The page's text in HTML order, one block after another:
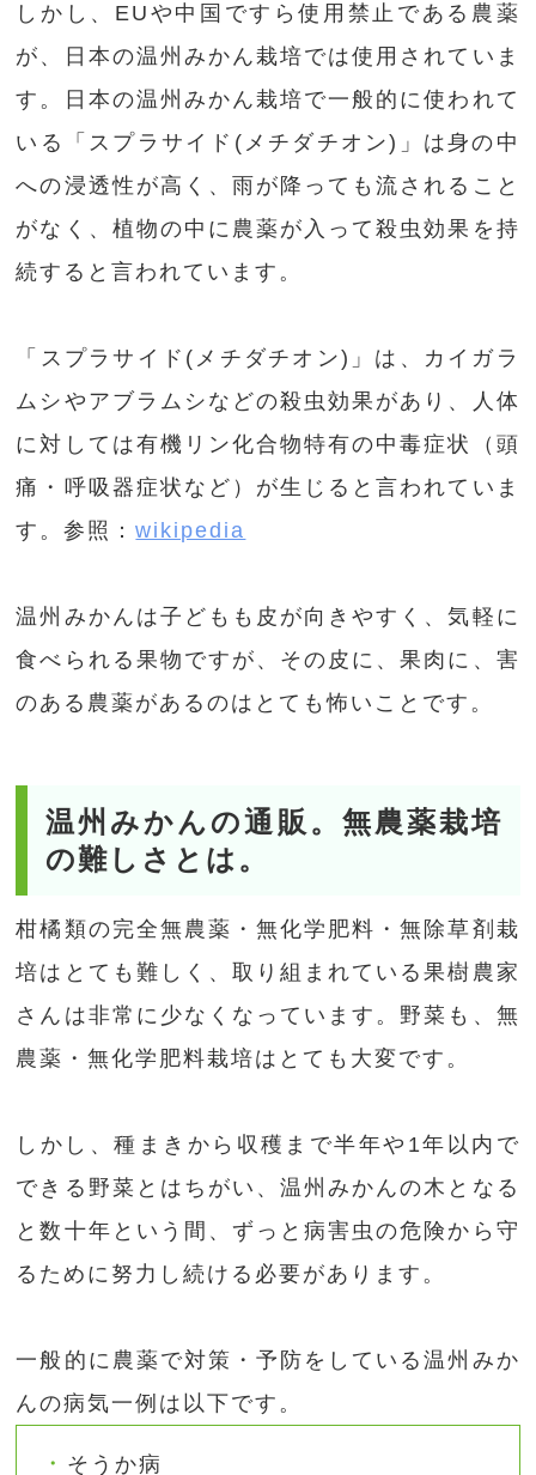
しかし、EUや中国ですら使用禁止である農薬
が、日本の温州みかん栽培では使用されていま
す。日本の温州みかん栽培で一般的に使われて
いる「スプラサイド(メチダチオン)」は身の中
への浸透性が高く、雨が降っても流されること
がなく、植物の中に農薬が入って殺虫効果を持
続すると言われています。
「スプラサイド(メチダチオン)」は、カイガラ
ムシやアブラムシなどの殺虫効果があり、人体
に対しては有機リン化合物特有の中毒症状（頭
痛・呼吸器症状など）が生じると言われていま
す。参照：wikipedia
温州みかんは子どもも皮が向きやすく、気軽に
食べられる果物ですが、その皮に、果肉に、害
のある農薬があるのはとても怖いことです。
温州みかんの通販。無農薬栽培
の難しさとは。
柑橘類の完全無農薬・無化学肥料・無除草剤栽
培はとても難しく、取り組まれている果樹農家
さんは非常に少なくなっています。野菜も、無
農薬・無化学肥料栽培はとても大変です。
しかし、種まきから収穫まで半年や1年以内で
できる野菜とはちがい、温州みかんの木となる
と数十年という間、ずっと病害虫の危険から守
るために努力し続ける必要があります。
一般的に農薬で対策・予防をしている温州みか
んの病気一例は以下です。
そうか病